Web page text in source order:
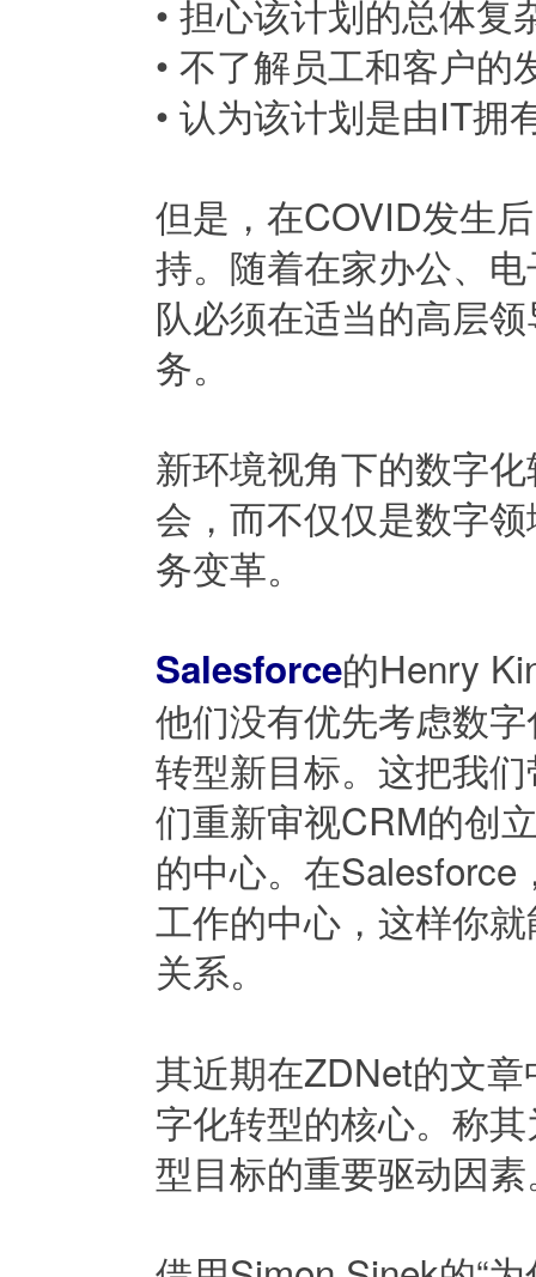
• 担心该计划的总体
• 不了解员工和客户的
• 认为该计划是由IT拥
但是，在COVID发生
持。随着在家办公、
队必须在适当的高层
务。
新环境视角下的数字
会，而不仅仅是数字
务变革。
Salesforce的Henry
他们没有优先考虑数
转型新目标。这把我
们重新审视CRM的创
的中心。在Salesforce
工作的中心，这样你
关系。
其近期在ZDNet的文
字化转型的核心。称
型目标的重要驱动因